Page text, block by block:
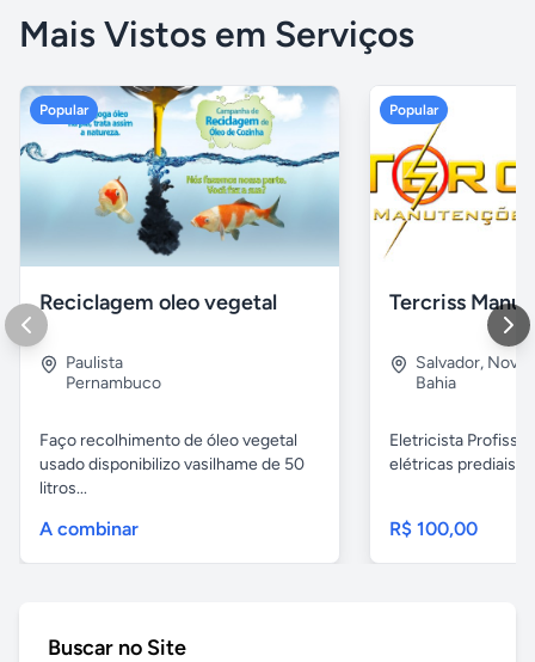
Mais Vistos em Serviços
Popular
Reciclagem oleo vegetal
Paulista
Pernambuco
Faço recolhimento de óleo vegetal
usado disponibilizo vasilhame de 50
litros...
A combinar
Popular
Salvador, Nova
Bahia
Eletricista
elétricas prediais e
R$ 100,00
Buscar no Site